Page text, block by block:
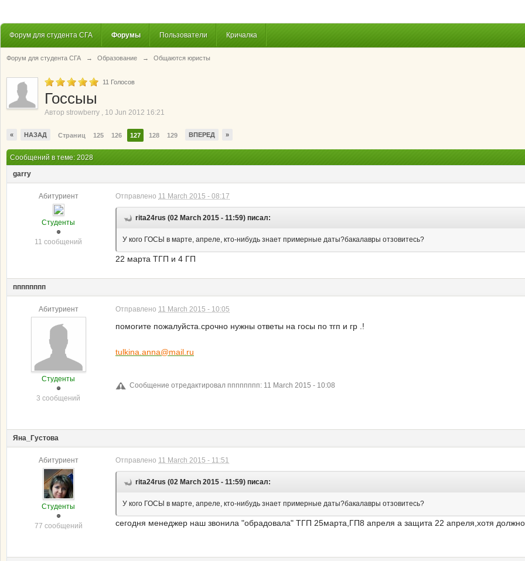
Форум для студента СГА Форумы Пользователи Кричалка
Форум для студента СГА → Образование → Общаются юристы
11 Голосов
Госсыы
Автор strowberry , 10 Jun 2012 16:21
« НАЗАД Страниц 125 126 127 128 129 ВПЕРЕД »
Сообщений в теме: 2028
garry
Абитуриент
Студенты
11 сообщений
Отправлено 11 March 2015 - 08:17
rita24rus (02 March 2015 - 11:59) писал:
У кого ГОСЫ в марте, апреле, кто-нибудь знает примерные даты?бакалавры отзовитесь?
22 марта ТГП и 4 ГП
пппппппп
Абитуриент
Студенты
3 сообщений
Отправлено 11 March 2015 - 10:05
помогите пожалуйста.срочно нужны ответы на госы по тгп и гр .!
tulkina.anna@mail.ru
Сообщение отредактировал пппппппп: 11 March 2015 - 10:08
Яна_Густова
Абитуриент
Студенты
77 сообщений
Отправлено 11 March 2015 - 11:51
rita24rus (02 March 2015 - 11:59) писал:
У кого ГОСЫ в марте, апреле, кто-нибудь знает примерные даты?бакалавры отзовитесь?
сегодня менеджер наш звонила "обрадовала" ТГП 25марта,ГП8 апреля а защита 22 апреля,хотя